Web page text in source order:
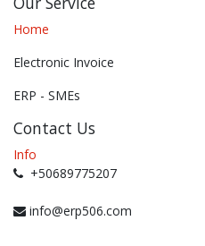
Home
Electronic Invoice
ERP - SMEs
Contact Us
Info
+50689775207
info@erp506.com